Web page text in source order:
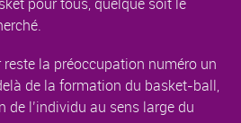
la préoccupation numéro un
de la formation du basket-ball,
de l’individu au sens large du